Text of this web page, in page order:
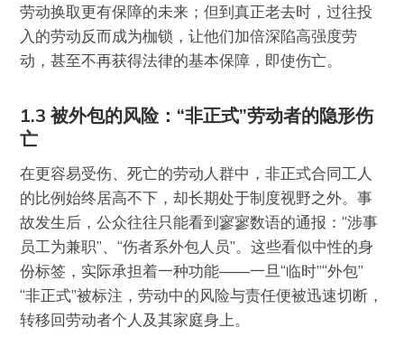
劳动换取更有保障的未来；但到真正老去时，过往投
入的劳动反而成为枷锁，让他们加倍深陷高强度劳
动，甚至不再获得法律的基本保障，即使伤亡。
1.3 被外包的风险：“非正式”劳动者的隐形伤
亡
在更容易受伤、死亡的劳动人群中，非正式合同工人
的比例始终居高不下，却长期处于制度视野之外。事
故发生后，公众往往只能看到寥寥数语的通报：“涉事
员工为兼职”、“伤者系外包人员”。这些看似中性的身
份标签，实际承担着一种功能——一旦“临时”“外包”
“非正式”被标注，劳动中的风险与责任便被迅速切断，
转移回劳动者个人及其家庭身上。